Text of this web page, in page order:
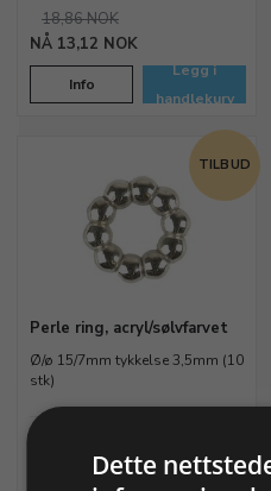
13,12 NOK
18,86 NOK
Info
Legg i
handlekurv
TILBUD
Perle ring, acryl/sølvfarvet
Ø/ø 15/7mm tykkelse 3,5mm (10
stk)
8,61 NOKDette